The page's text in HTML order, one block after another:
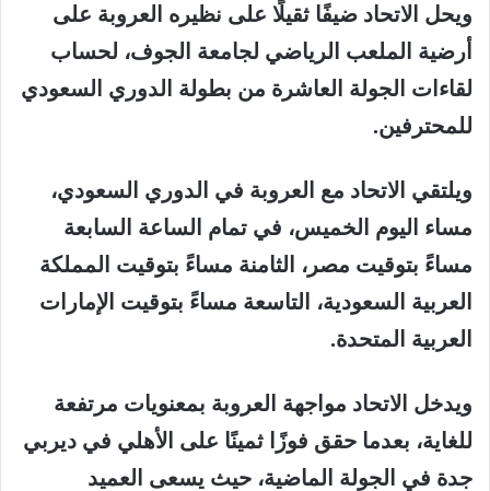
ويحل الاتحاد ضيفًا ثقيلًا على نظيره العروبة على
أرضية الملعب الرياضي لجامعة الجوف، لحساب
لقاءات الجولة العاشرة من بطولة الدوري السعودي
للمحترفين.
ويلتقي الاتحاد مع العروبة في الدوري السعودي،
مساء اليوم الخميس، في تمام الساعة السابعة
مساءً بتوقيت مصر، الثامنة مساءً بتوقيت المملكة
العربية السعودية، التاسعة مساءً بتوقيت الإمارات
العربية المتحدة.
ويدخل الاتحاد مواجهة العروبة بمعنويات مرتفعة
للغاية، بعدما حقق فوزًا ثمينًا على الأهلي في ديربي
جدة في الجولة الماضية، حيث يسعى العميد